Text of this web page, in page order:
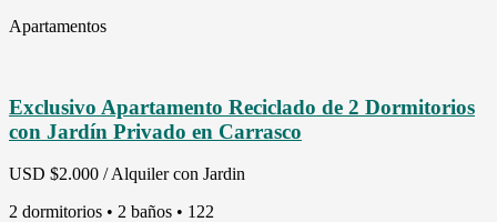
Apartamentos
Exclusivo Apartamento Reciclado de 2 Dormitorios
con Jardín Privado en Carrasco
USD $2.000 / Alquiler con Jardin
2 dormitorios • 2 baños • 122